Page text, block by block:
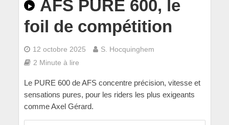
AFS PURE 600, le
foil de compétition
12 octobre 2025
S. Hocquinghem
2 Minute à lire
Le PURE 600 de AFS concentre précision, vitesse et
sensations pures, pour les riders les plus exigeants
comme Axel Gérard.